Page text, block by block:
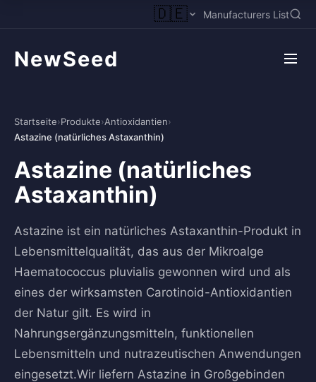
🇩🇪 Manufacturers List
NewSeed
Startseite›Produkte›Antioxidantien›
Astazine (natürliches Astaxanthin)
Astazine (natürliches
Astaxanthin)
Astazine ist ein natürliches Astaxanthin-Produkt in
Lebensmittelqualität, das aus der Mikroalge
Haematococcus pluvialis gewonnen wird und als
eines der wirksamsten Carotinoid-Antioxidantien
der Natur gilt. Es wird in
Nahrungsergänzungsmitteln, funktionellen
Lebensmitteln und nutrazeutischen Anwendungen
eingesetzt.Wir liefern Astazine in Großgebinden